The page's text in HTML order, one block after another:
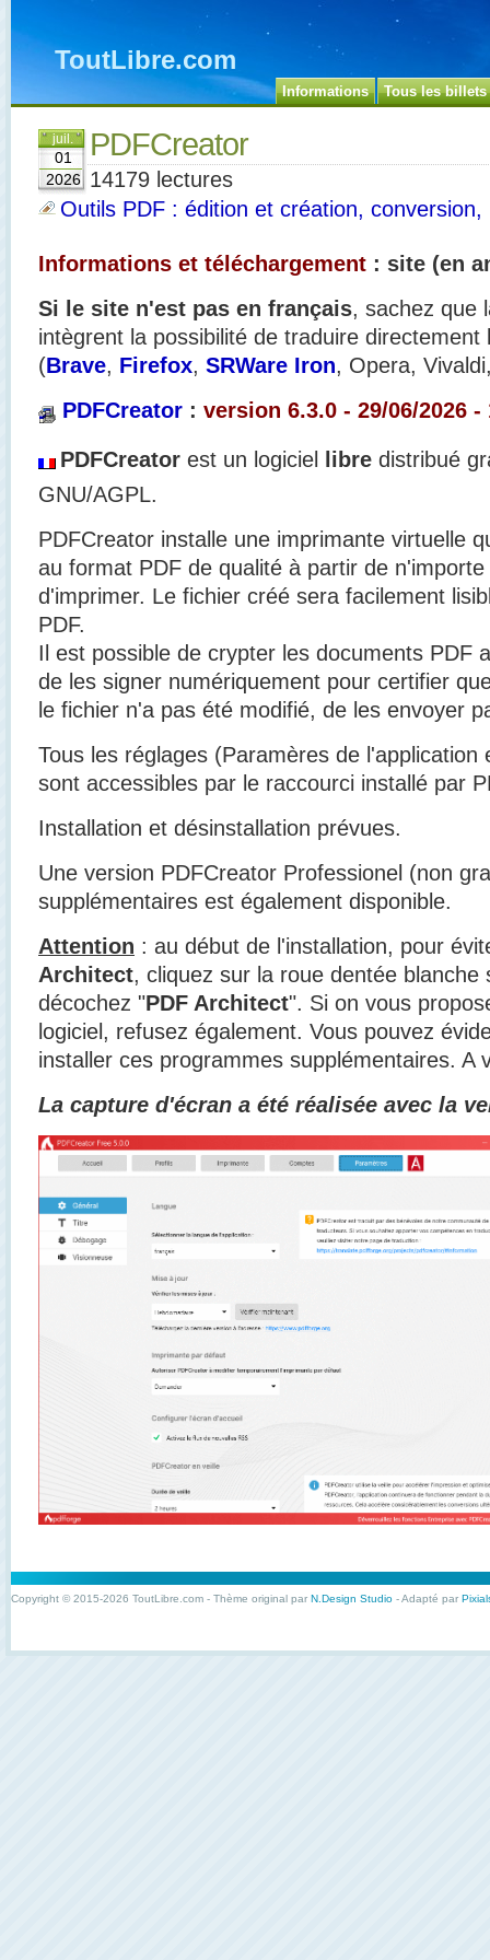
ToutLibre.com
Informations Tous les billets
juil.
01
2026
PDFCreator
14179 lectures
Outils PDF : édition et création, conversion,
Informations et téléchargement : site (en
Si le site n'est pas en français, sachez que
intègrent la possibilité de traduire directement
(Brave, Firefox, SRWare Iron, Opera,
PDFCreator : version 6.3.0 - 29/06/2026 -
PDFCreator est un logiciel libre distribué
GNU/AGPL.
PDFCreator installe une imprimante virtuelle
au format PDF de qualité à partir de
d'imprimer. Le fichier créé sera facilement
PDF.
Il est possible de crypter les documents PDF
de les signer numériquement pour certifier
le fichier n'a pas été modifié, de les envoyer
Tous les réglages (Paramères de
sont accessibles par le raccourci installé par
Installation et désinstallation prévues.
Une version PDFCreator Professionel (non
supplémentaires est également disponible.
Attention : au début de l'installation, pour
Architect, cliquez sur la roue dentée
décochez "PDF Architect". Si on vous
logiciel, refusez également. Vous pouvez
installer ces programmes supplémentaires. A
La capture d'écran a été réalisée avec la
Copyright © 2015-2026 ToutLibre.com - Thème original par N.Design Studio - Adapté par